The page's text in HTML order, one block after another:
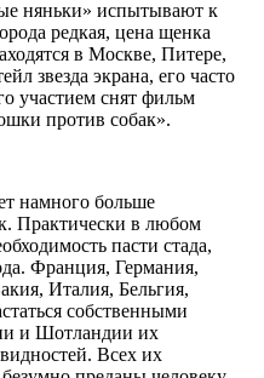
няньки» испытывают к
редкая, цена щенка
в Москве, Питере,
звезда экрана, его часто
участием снят фильм
против собак».
намного больше
Практически в любом
пасти стада,
Франция, Германия,
Италия, Бельгия,
собственными
и Шотландии их
Всех их